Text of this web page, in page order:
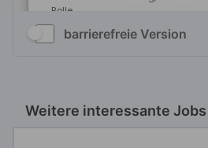
barrierefreie Version
Weitere interessante Jobs